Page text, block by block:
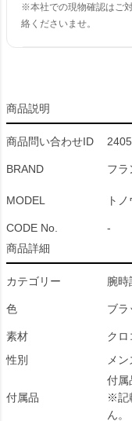
※本社での現物確認はご
絡くださいませ。
商品説明
商品問い合わせID
BRAND フラ
MODEL ト
CODE No.
-
商品詳細
カテゴリー 腕時
色 ブラ
素材
クロ
性別
メン
付属品
付属
※記
ん。